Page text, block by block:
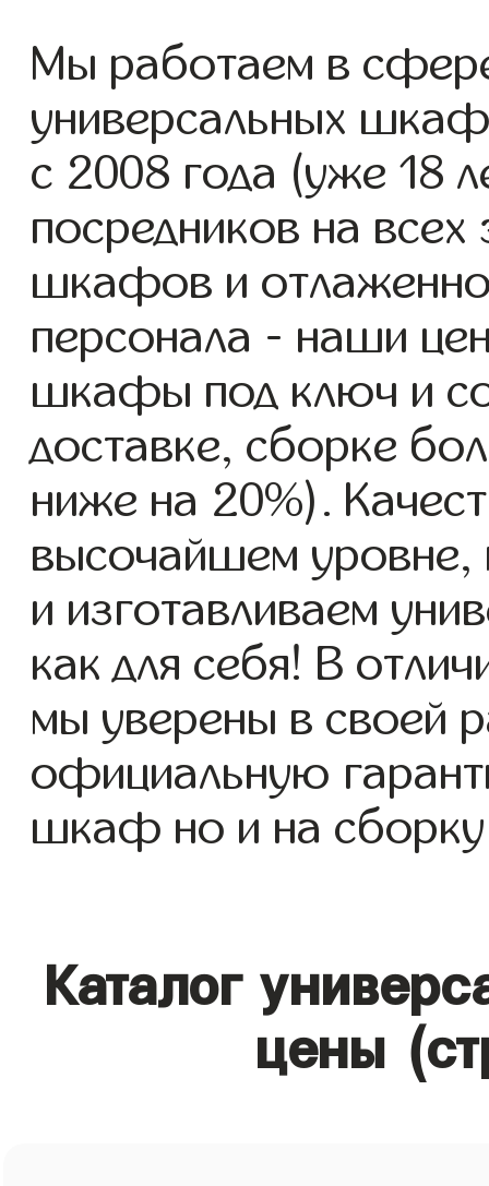
Мы работаем в
универсальных
с 2008 года (уже 18
посредников на всех
шкафов и
персонала - наши
шкафы под ключ и
доставке, сборке
ниже на 20%).
высочайшем
и изготавливаем
как для себя! В
мы уверены в своей
официальную
шкаф но и на
Каталог
цены